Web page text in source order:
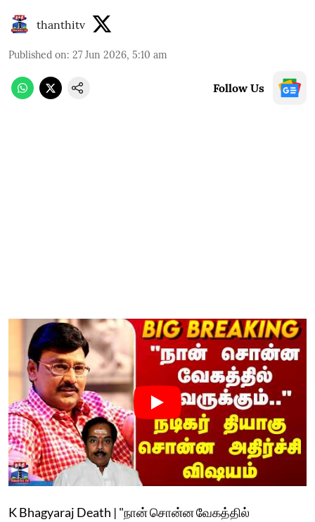
thanthitv
Published on: 27 Jun 2026, 5:10 am
Follow Us
K Bhagyaraj Death | "நான் சொன்ன வேகத்தில்